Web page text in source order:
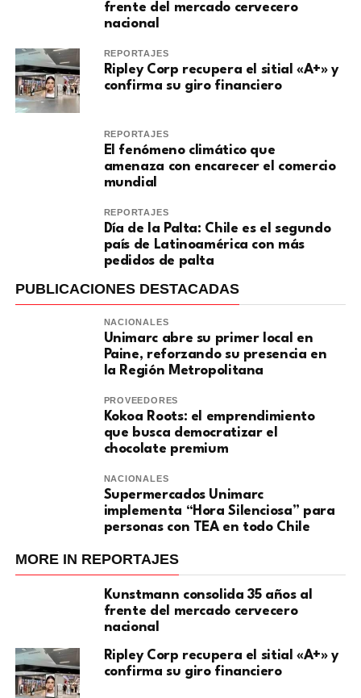
frente del mercado cervecero
nacional
REPORTAJES
Ripley Corp recupera el sitial «A+» y
confirma su giro financiero
REPORTAJES
El fenómeno climático que
amenaza con encarecer el comercio
mundial
REPORTAJES
Día de la Palta: Chile es el segundo
país de Latinoamérica con más
pedidos de palta
PUBLICACIONES DESTACADAS
NACIONALES
Unimarc abre su primer local en
Paine, reforzando su presencia en
la Región Metropolitana
PROVEEDORES
Kokoa Roots: el emprendimiento
que busca democratizar el
chocolate premium
NACIONALES
Supermercados Unimarc
implementa “Hora Silenciosa” para
personas con TEA en todo Chile
MORE IN REPORTAJES
Kunstmann consolida 35 años al
frente del mercado cervecero
nacional
Ripley Corp recupera el sitial «A+» y
confirma su giro financiero